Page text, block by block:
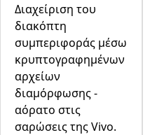
Διαχείριση του
διακόπτη
συμπεριφοράς μέσω
κρυπτογραφημένων
αρχείων
διαμόρφωσης -
αόρατο στις
σαρώσεις της Vivo.